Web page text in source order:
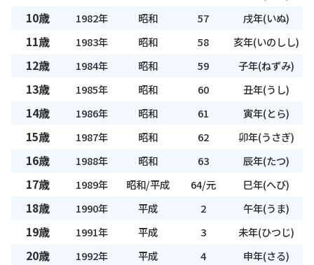
10歳 1982年 昭和 57 戌年(いぬ)
11歳 1983年 昭和 58 亥年(いのしし)
12歳 1984年 昭和 59 子年(ねずみ)
13歳 1985年 昭和 60 丑年(うし)
14歳 1986年 昭和 61 寅年(とら)
15歳 1987年 昭和 62 卯年(うさぎ)
16歳 1988年 昭和 63 辰年(たつ)
17歳 1989年 昭和/平成 64/元 巳年(へび)
18歳 1990年 平成 2 午年(うま)
19歳 1991年 平成 3 未年(ひつじ)
20歳 1992年 平成 4 申年(さる)